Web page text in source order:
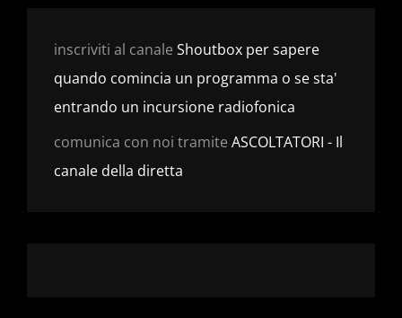
inscriviti al canale Shoutbox per sapere
quando comincia un programma o se sta'
entrando un incursione radiofonica
comunica con noi tramite ASCOLTATORI - Il
canale della diretta